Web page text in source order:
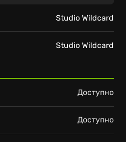
Studio Wildcard
Studio Wildcard
Доступно
Доступно